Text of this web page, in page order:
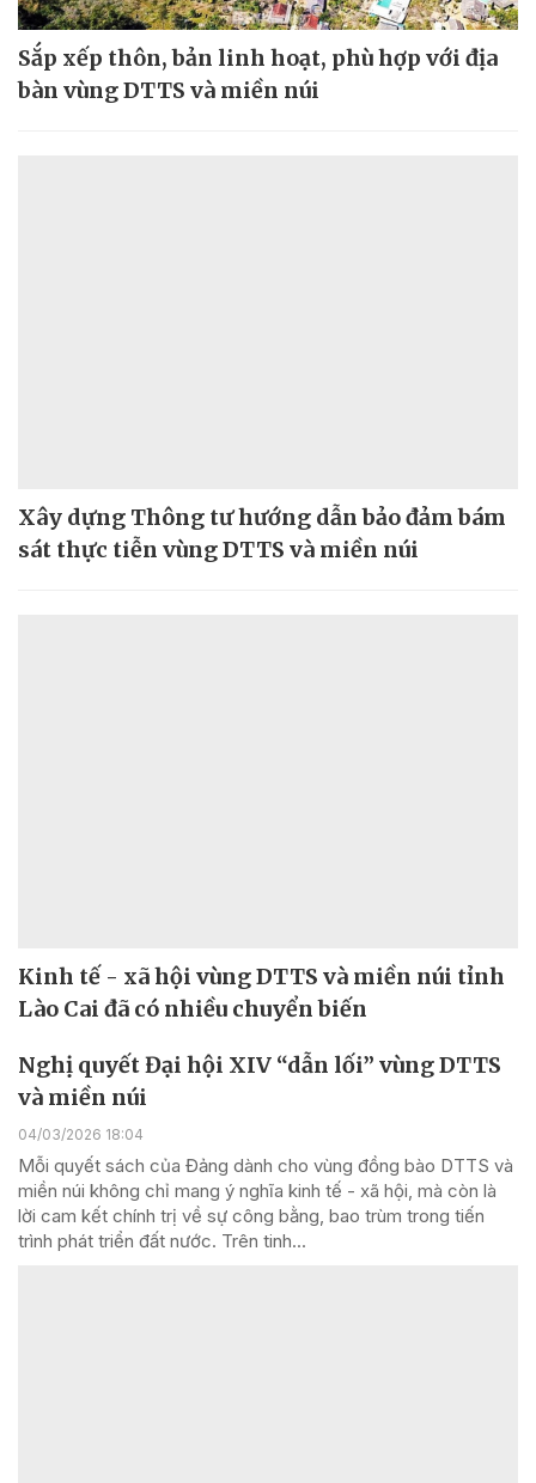
Sắp xếp thôn, bản linh hoạt, phù hợp với địa
bàn vùng DTTS và miền núi
Xây dựng Thông tư hướng dẫn bảo đảm bám
sát thực tiễn vùng DTTS và miền núi
Kinh tế - xã hội vùng DTTS và miền núi tỉnh
Lào Cai đã có nhiều chuyển biến
Nghị quyết Đại hội XIV “dẫn lối” vùng DTTS
và miền núi
04/03/2026 18:04
Mỗi quyết sách của Đảng dành cho vùng đồng bào DTTS và
miền núi không chỉ mang ý nghĩa kinh tế - xã hội, mà còn là
lời cam kết chính trị về sự công bằng, bao trùm trong tiến
trình phát triển đất nước. Trên tinh...